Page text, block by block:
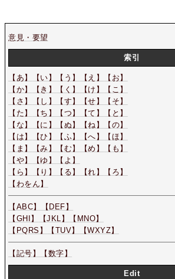
意見・要望
索引
【あ】 【い】 【う】 【え】
【お】
【か】
【き】 【く】 【け】
【こ】
【さ】
【し】 【す】 【せ】
【そ】
【た】
【ち】 【つ】 【て】
【と】
【な】
【に】 【ぬ】 【ね】
【の】
【は】
【ひ】 【ふ】 【へ】
【ほ】
【ま】
【み】 【む】 【め】
【も】
【や】
【ゆ】
【よ】
【ら】
【り】 【る】 【れ】
【ろ】
【わをん】
【ABC】
【DEF】
【GHI】
【JKL】
【MNO】
【PQRS】
【TUV】 【WXYZ】
【記号】 【数字】
Edit